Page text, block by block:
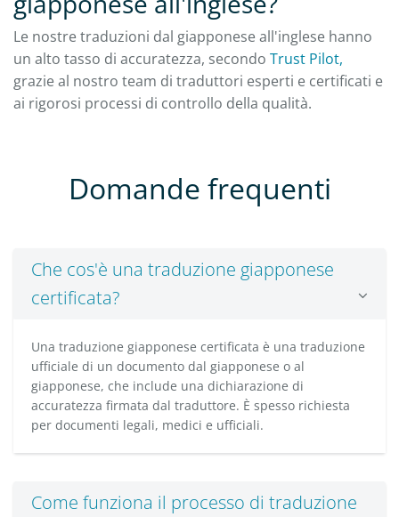
Le nostre traduzioni dal giapponese all'inglese hanno
un alto tasso di accuratezza, secondo Trust Pilot,
grazie al nostro team di traduttori esperti e certificati e
ai rigorosi processi di controllo della qualità.
Domande frequenti
Che cos'è una traduzione giapponese
certificata?
Una traduzione giapponese certificata è una traduzione
ufficiale di un documento dal giapponese o al
giapponese, che include una dichiarazione di
accuratezza firmata dal traduttore. È spesso richiesta
per documenti legali, medici e ufficiali.
Come funziona il processo di traduzione